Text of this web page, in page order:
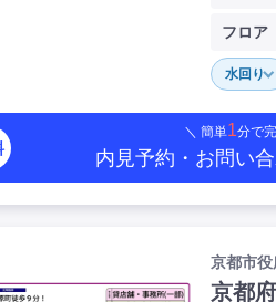
フロア
水回り
＼ 簡単1分で
内見予約・お問い
京都市
京都